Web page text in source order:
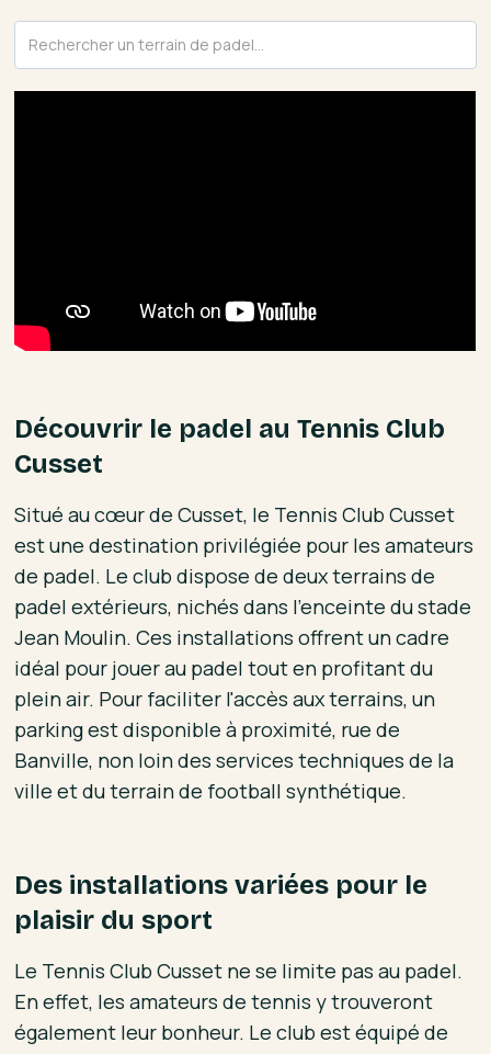
Découvrir le padel au Tennis Club
Cusset
Situé au cœur de Cusset, le Tennis Club Cusset
est une destination privilégiée pour les amateurs
de padel. Le club dispose de deux terrains de
padel extérieurs, nichés dans l'enceinte du stade
Jean Moulin. Ces installations offrent un cadre
idéal pour jouer au padel tout en profitant du
plein air. Pour faciliter l'accès aux terrains, un
parking est disponible à proximité, rue de
Banville, non loin des services techniques de la
ville et du terrain de football synthétique.
Des installations variées pour le
plaisir du sport
Le Tennis Club Cusset ne se limite pas au padel.
En effet, les amateurs de tennis y trouveront
également leur bonheur. Le club est équipé de